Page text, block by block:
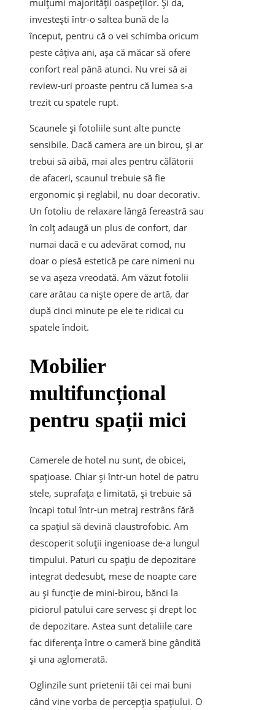
mulțumi majorității oaspeților. Și da,
investești într-o saltea bună de la
început, pentru că o vei schimba oricum
peste câțiva ani, așa că măcar să ofere
confort real până atunci. Nu vrei să ai
review-uri proaste pentru că lumea s-a
trezit cu spatele rupt.
Scaunele și fotoliile sunt alte puncte
sensibile. Dacă camera are un birou, și ar
trebui să aibă, mai ales pentru călătorii
de afaceri, scaunul trebuie să fie
ergonomic și reglabil, nu doar decorativ.
Un fotoliu de relaxare lângă fereastră sau
în colț adaugă un plus de confort, dar
numai dacă e cu adevărat comod, nu
doar o piesă estetică pe care nimeni nu
se va așeza vreodată. Am văzut fotolii
care arătau ca niște opere de artă, dar
după cinci minute pe ele te ridicai cu
spatele îndoit.
Mobilier
multifuncțional
pentru spații mici
Camerele de hotel nu sunt, de obicei,
spațioase. Chiar și într-un hotel de patru
stele, suprafața e limitată, și trebuie să
încapi totul într-un metraj restrâns fără
ca spațiul să devină claustrofobic. Am
descoperit soluții ingenioase de-a lungul
timpului. Paturi cu spațiu de depozitare
integrat dedesubt, mese de noapte care
au și funcție de mini-birou, bănci la
piciorul patului care servesc și drept loc
de depozitare. Astea sunt detaliile care
fac diferența între o cameră bine gândită
și una aglomerată.
Oglinzile sunt prietenii tăi cei mai buni
când vine vorba de percepția spațiului. O